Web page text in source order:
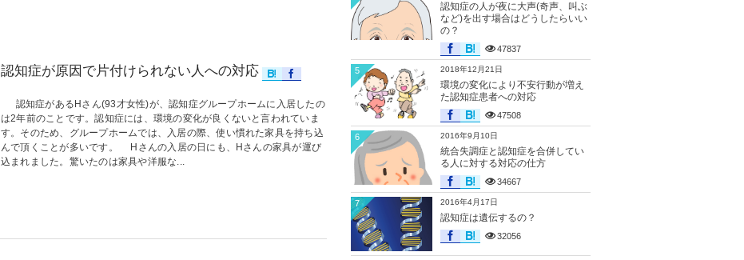
認知症が原因で片付けられない人への対応
認知症があるHさん(93才女性)が、認知症グループホームに入居したの
は2年前のことです。認知症には、環境の変化が良くないと言われていま
す。そのため、グループホームでは、入居の際、使い慣れた家具を持ち込
んで頂くことが多いです。 Hさんの入居の日にも、Hさんの家具が運び
込まれました。驚いたのは家具や洋服な...
認知症の人が夜に大声(奇声、叫ぶ
など)を出す場合はどうしたらいい
の？
47837
2018年12月21日
環境の変化により不安行動が増え
た認知症患者への対応
47508
5
2016年9月10日
統合失調症と認知症を合併してい
る人に対する対応の仕方
34667
6
2016年4月17日
認知症は遺伝するの？
32056
7